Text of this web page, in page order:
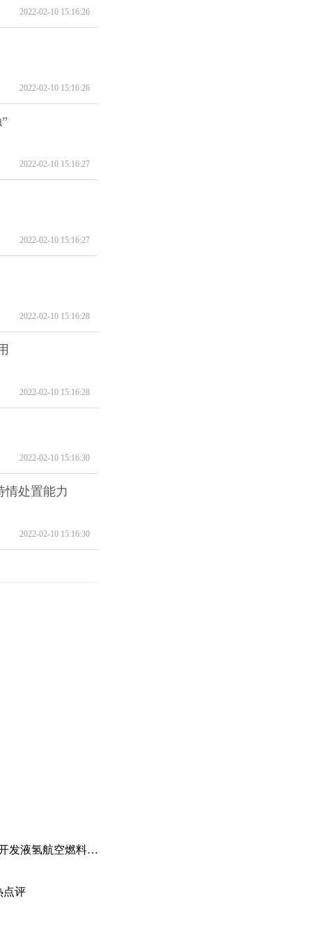
2022-02-10 15:16:26
2022-02-10 15:16:26
2022-02-10 15:16:27
2022-02-10 15:16:27
2022-02-10 15:16:28
2022-02-10 15:16:28
2022-02-10 15:16:30
情处置能力
2022-02-10 15:16:30
天天快资讯：国际氢报（0619-0625）| 全球首个动态绿电制氨工厂初具规模；MTU开发液氢航空燃料电池技术；道达尔致力于绿氢炼油……
点评